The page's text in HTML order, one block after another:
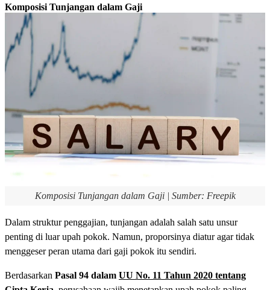
Komposisi Tunjangan dalam Gaji
Komposisi Tunjangan dalam Gaji | Sumber: Freepik
Dalam struktur penggajian, tunjangan adalah salah satu unsur
penting di luar upah pokok. Namun, proporsinya diatur agar tidak
menggeser peran utama dari gaji pokok itu sendiri.
Berdasarkan Pasal 94 dalam UU No. 11 Tahun 2020 tentang